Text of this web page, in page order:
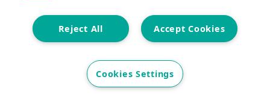
Accept Cookies
Reject All
Cookies Settings